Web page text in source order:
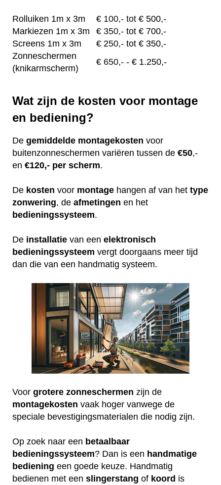
Rolluiken 1m x 3m € 100,- tot € 500,-
Markiezen 1m x 3m
€ 350,- tot € 700,-
Screens 1m x 3m
€ 250,- tot € 350,-
Zonneschermen
(knikarmscherm)
€ 650,- - € 1.250,-
Wat zijn de kosten voor montage
en bediening?
De gemiddelde montagekosten voor
buitenzonneschermen variëren tussen de €50,-
en €120,- per scherm.
De kosten voor montage hangen af van het type
zonwering, de afmetingen en het
bedieningssysteem.
De installatie van een elektronisch
bedieningssysteem vergt doorgaans meer tijd
dan die van een handmatig systeem.
Voor grotere zonneschermen zijn de
montagekosten vaak hoger vanwege de
speciale bevestigingsmaterialen die nodig zijn.
Op zoek naar een betaalbaar
bedieningssysteem? Dan is een handmatige
bediening een goede keuze. Handmatig
bedienen met een slingerstang of koord is